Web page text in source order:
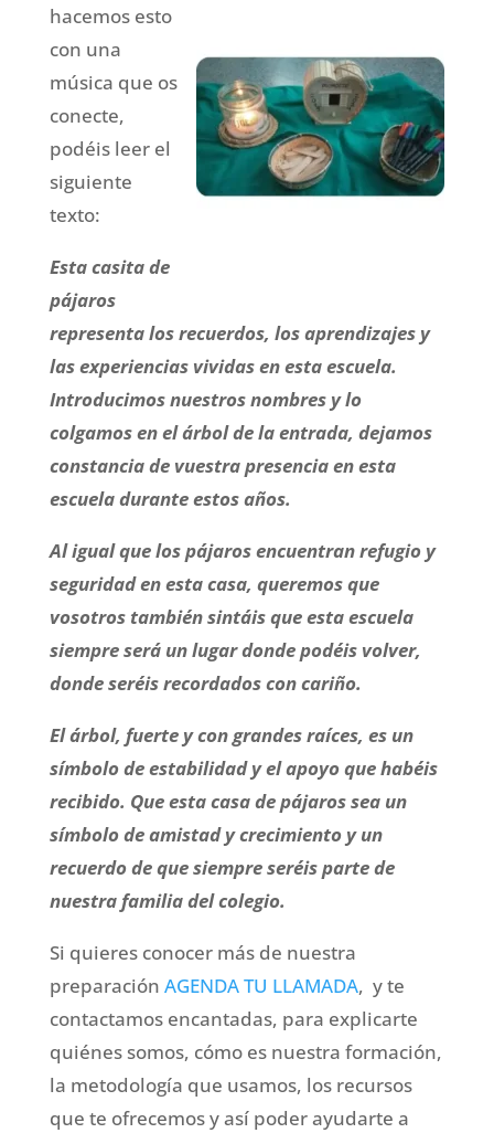
hacemos esto
con una
música que os
conecte,
podéis leer el
siguiente
texto:
Esta casita de
pájaros
representa los recuerdos, los aprendizajes y
las experiencias vividas en esta escuela.
Introducimos nuestros nombres y lo
colgamos en el árbol de la entrada, dejamos
constancia de vuestra presencia en esta
escuela durante estos años.
Al igual que los pájaros encuentran refugio y
seguridad en esta casa, queremos que
vosotros también sintáis que esta escuela
siempre será un lugar donde podéis volver,
donde seréis recordados con cariño.
El árbol, fuerte y con grandes raíces, es un
símbolo de estabilidad y el apoyo que habéis
recibido. Que esta casa de pájaros sea un
símbolo de amistad y crecimiento y un
recuerdo de que siempre seréis parte de
nuestra familia del colegio.
Si quieres conocer más de nuestra
preparación AGENDA TU LLAMADA, y te
contactamos encantadas, para explicarte
quiénes somos, cómo es nuestra formación,
la metodología que usamos, los recursos
que te ofrecemos y así poder ayudarte a